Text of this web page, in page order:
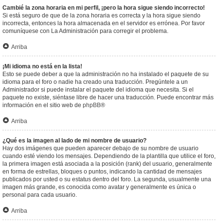
Cambié la zona horaria en mi perfil, ¡pero la hora sigue siendo incorrecto!
Si está seguro de que de la zona horaria es correcta y la hora sigue siendo
incorrecta, entonces la hora almacenada en el servidor es errónea. Por favor
comuníquese con La Administración para corregir el problema.
Arriba
¡Mi idioma no está en la lista!
Esto se puede deber a que la administración no ha instalado el paquete de su
idioma para el foro o nadie ha creado una traducción. Pregúntele a un
Administrador si puede instalar el paquete del idioma que necesita. Si el
paquete no existe, siéntase libre de hacer una traducción. Puede encontrar más
información en el sitio web de phpBB®
Arriba
¿Qué es la imagen al lado de mi nombre de usuario?
Hay dos imágenes que pueden aparecer debajo de su nombre de usuario
cuando esté viendo los mensajes. Dependiendo de la plantilla que utilice el foro,
la primera imagen está asociada a la posición (rank) del usuario, generalmente
en forma de estrellas, bloques o puntos, indicando la cantidad de mensajes
publicados por usted o su estatus dentro del foro. La segunda, usualmente una
imagen más grande, es conocida como avatar y generalmente es única o
personal para cada usuario.
Arriba